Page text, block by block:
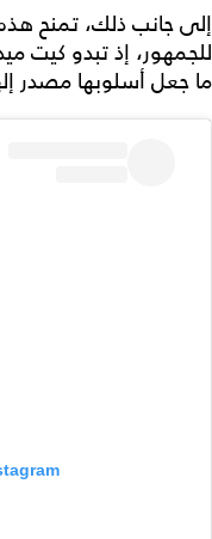
إلى جانب ذلك، تمنح
للجمهور، إذ تبدو كيت
ما جعل أسلوبها مصدر